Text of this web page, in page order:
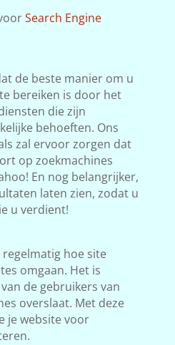
Search Engine
de beste manier om u
bereiken is door het
die zijn
behoeften. Ons
zal ervoor zorgen dat
op zoekmachines
En nog belangrijker,
laten zien, zodat u
u verdient!
hoe site
omgaan. Het is
de gebruikers van
overslaat. Met deze
je website voor